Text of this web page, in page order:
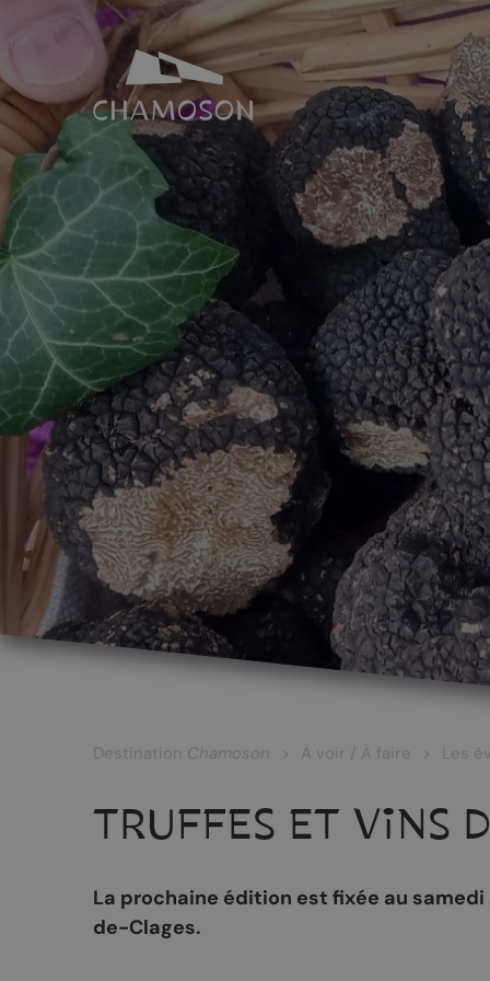
NOTRE IDENTITÉ
Histoire
Géographie
Les laves torrentielles
Livres, recettes, chansons
Le PDR Chamoson
Galeries d’images
SALLES ET
Espace
Toutes nos
Places de
LES CÉPAGES ET LES VINS
Les vins blancs
Les vins rosés
Le Johannis
Destination Chamoson À voir / À faire Les
TRUFFES ET VINS
La prochaine édition est fixée au samedi
de-Clages.